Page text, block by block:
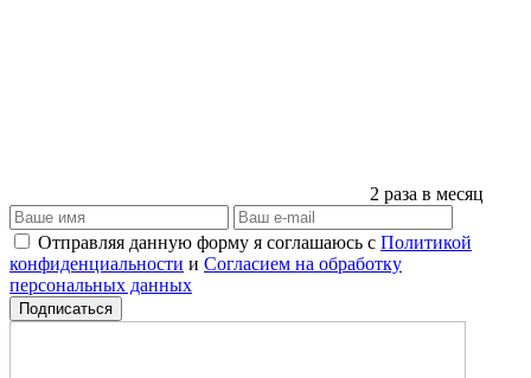
2 раза в месяц
Отправляя данную форму я соглашаюсь с Политикой
конфиденциальности и Согласием на обработку
персональных данных
Подписаться